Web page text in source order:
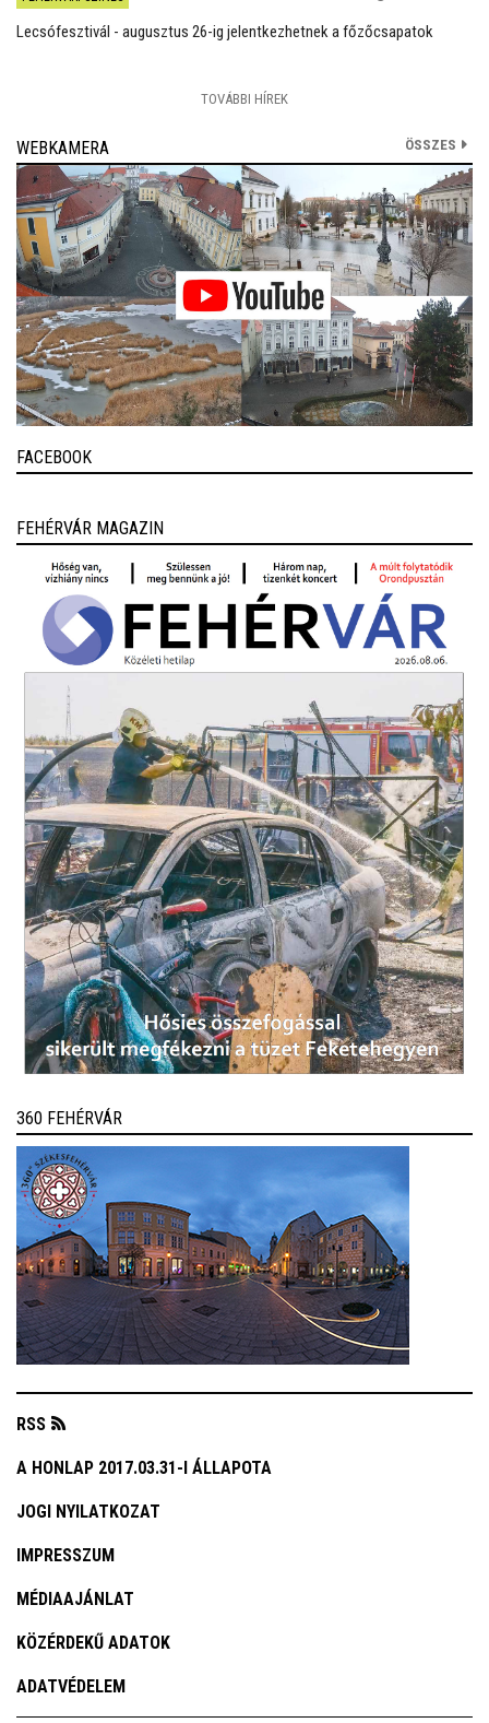
Lecsófesztivál - augusztus 26-ig jelentkezhetnek a főzőcsapatok
TOVÁBBI HÍREK
WEBKAMERA ÖSSZES
FACEBOOK
FEHÉRVÁR MAGAZIN
360 FEHÉRVÁR
RSS
A HONLAP 2017.03.31-I ÁLLAPOTA
JOGI NYILATKOZAT
IMPRESSZUM
MÉDIAAJÁNLAT
KÖZÉRDEKŰ ADATOK
ADATVÉDELEM